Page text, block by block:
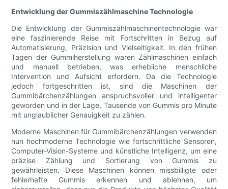
Entwicklung der Gummiszählmaschine Technologie
Die Entwicklung der Gummiszählmaschinentechnologie war
eine faszinierende Reise mit Fortschritten in Bezug auf
Automatisierung, Präzision und Vielseitigkeit. In den frühen
Tagen der Gummiherstellung waren Zählmaschinen einfach
und manuell betrieben, was erhebliche menschliche
Intervention und Aufsicht erfordern. Da die Technologie
jedoch fortgeschritten ist, sind die Maschinen der
Gummibärchenzählungen anspruchsvoller und intelligenter
geworden und in der Lage, Tausende von Gummis pro Minute
mit unglaublicher Genauigkeit zu zählen.
Moderne Maschinen für Gummibärchenzählungen verwenden
nun hochmoderne Technologie wie fortschrittliche Sensoren,
Computer-Vision-Systeme und künstliche Intelligenz, um eine
präzise Zählung und Sortierung von Gummis zu
gewährleisten. Diese Maschinen können missbilligte oder
fehlerhafte Gummis erkennen und ablehnen, um